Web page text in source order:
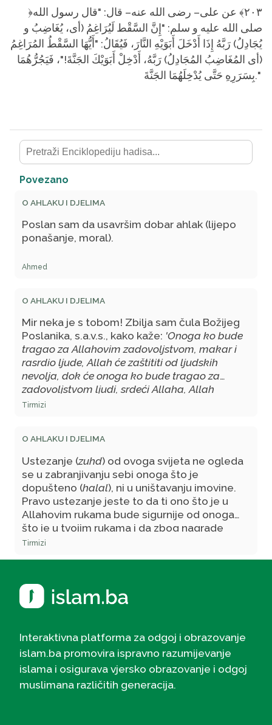
﴿٢٠٣﴾ عن على– رضى الله عنه– قال: "قال رسول الله
صلى الله عليه و سلم: "إِنَّ السَّقْط لَيُرَاغِمُ (أى، يُغَاضِبُ و
يُجَادِلُ) رَبَّهُ إِذَا أَدْخَلَ أَبَوَيْهِ النَّارَ، فَيُقَالُ: "أَيُّهَا السَّقْطُ المُرَاغِمُ
(أى المُغَاضِبُ المُجَادِلُ) رَبَّهُ، أَدْخِلْ أَبَوَيْكَ الجَنَّةَ!"، فَيَجُرُّهُمَا
بِسَرَرِهِ حَتَّى يُدْخِلَهُمَا الجَنَّةَ."
Povezano
O AHLAKU I DJELIMA
Poslan sam da usavršim dobar ahlak (lijepo
ponašanje, moral).
Ahmed
O AHLAKU I DJELIMA
Mir neka je s tobom! Zbilja sam čula Božijeg
Poslanika, s.a.v.s., kako kaže: 'Onoga ko bude
tragao za Allahovim zadovoljstvom, makar i
rasrdio ljude, Allah će zaštititi od ljudskih
nevolja, dok će onoga ko bude tragao za
zadovoljstvom ljudi, srdeći Allaha, Allah
prepustiti ljudima.
Tirmizi
O AHLAKU I DJELIMA
Ustezanje (zuhd) od ovoga svijeta ne ogleda
se u zabranjivanju sebi onoga što je
dopušteno (halal), ni u uništavanju imovine.
Pravo ustezanje jeste to da ti ono što je u
Allahovim rukama bude sigurnije od onoga
što je u tvojim rukama i da zbog nagrade
(sevapa
Tirmizi
Interaktivna platforma za odgoj i obrazovanje
islam.ba promovira ispravno razumijevanje
islama i osigurava vjersko obrazovanje i odgoj
muslimana različitih generacija.